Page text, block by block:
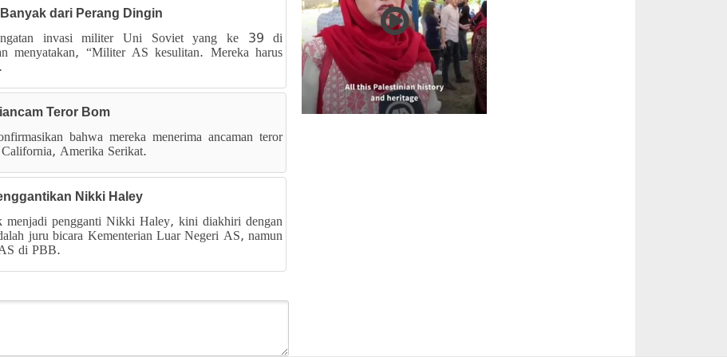
dari Perang Dingin
invasi militer Uni Soviet yang ke 39 di
menyatakan, “Militer AS kesulitan. Mereka harus
Teror Bom
bahwa mereka menerima ancaman teror
Amerika Serikat.
Nikki Haley
menjadi pengganti Nikki Haley, kini diakhiri dengan
juru bicara Kementerian Luar Negeri AS, namun
di PBB.